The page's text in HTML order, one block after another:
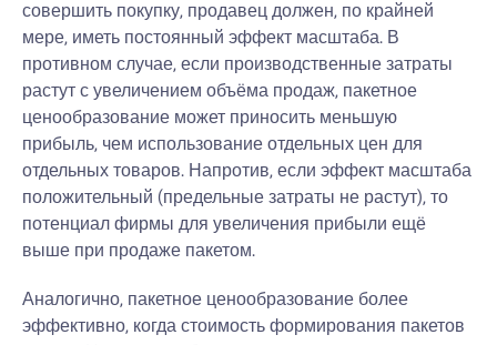
совершить покупку, продавец должен, по крайней
мере, иметь постоянный эффект масштаба. В
противном случае, если производственные затраты
растут с увеличением объёма продаж, пакетное
ценообразование может приносить меньшую
прибыль, чем использование отдельных цен для
отдельных товаров. Напротив, если эффект масштаба
положительный (предельные затраты не растут), то
потенциал фирмы для увеличения прибыли ещё
выше при продаже пакетом.
Аналогично, пакетное ценообразование более
эффективно, когда стоимость формирования пакетов